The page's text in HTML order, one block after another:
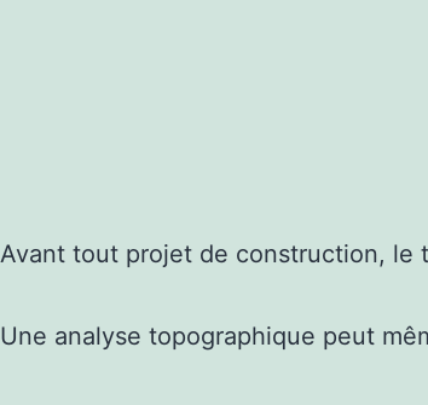
Avant tout projet de construction, le
Une analyse topographique peut